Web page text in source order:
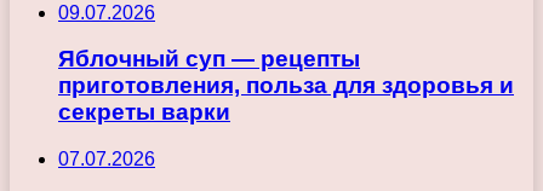
09.07.2026
Яблочный суп — рецепты
приготовления, польза для здоровья и
секреты варки
07.07.2026